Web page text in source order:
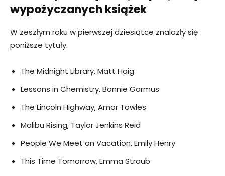
wypożyczanych książek
W zeszłym roku w pierwszej dziesiątce znalazły się
poniższe tytuły:
The Midnight Library, Matt Haig
Lessons in Chemistry, Bonnie Garmus
The Lincoln Highway, Amor Towles
Malibu Rising, Taylor Jenkins Reid
People We Meet on Vacation, Emily Henry
This Time Tomorrow, Emma Straub